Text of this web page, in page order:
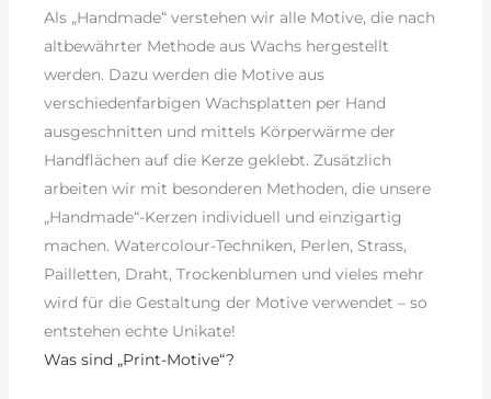
Als „Handmade“ verstehen wir alle Motive, die nach
altbewährter Methode aus Wachs hergestellt
werden. Dazu werden die Motive aus
verschiedenfarbigen Wachsplatten per Hand
ausgeschnitten und mittels Körperwärme der
Handflächen auf die Kerze geklebt. Zusätzlich
arbeiten wir mit besonderen Methoden, die unsere
„Handmade“-Kerzen individuell und einzigartig
machen. Watercolour-Techniken, Perlen, Strass,
Pailletten, Draht, Trockenblumen und vieles mehr
wird für die Gestaltung der Motive verwendet – so
entstehen echte Unikate!
Was sind „Print-Motive“?